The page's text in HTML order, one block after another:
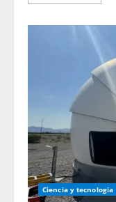
utiliza
la
IA
para
aves
la
de
Ciencia y tecnologia